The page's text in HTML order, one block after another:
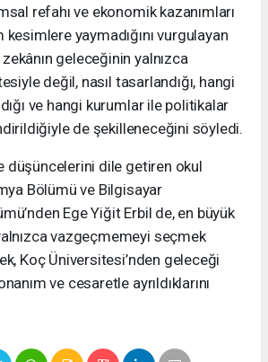
refahı ve ekonomik kazanımları
yaymadığını vurgulayan
geleceğinin yalnızca
değil, nasıl tasarlandığı, hangi
ve hangi kurumlar ile politikalar
de şekilleneceğini söyledi.
düşüncelerini dile getiren okul
Bölümü ve Bilgisayar
Ege Yiğit Erbil de, en büyük
vazgeçmemeyi seçmek
Koç Üniversitesi’nden geleceği
ve cesaretle ayrıldıklarını